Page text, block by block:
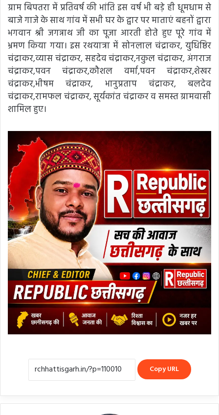
ग्राम बिपतरा में प्रतिवर्ष की भांति इस वर्ष भी बड़े ही धूमधाम से
बाजे गाजे के साथ गांव में सभी घर के द्वार पर माताएं बहनों द्वारा
भगवान श्री जगन्नाथ जी का पूजा आरती होते हुए पूरे गांव में
भ्रमण किया गया। इस रथयात्रा में सोनलाल चंद्राकर, युधिष्ठिर
चंद्राकर,व्यास चंद्राकर, सहदेव चंद्राकर,नकुल चंद्राकर, अंगराज
चंद्राकर,पवन चंद्राकर,कौशल वर्मा,पवन चंद्राकर,शेखर
चंद्राकर,भीषम चंद्राकर, भानुप्रताप चंद्राकर, बलदेव
चंद्राकर,रामफल चंद्राकर, सूर्यकांत चंद्राकर व समस्त ग्रामवासी
शामिल हुए।
Copy URL